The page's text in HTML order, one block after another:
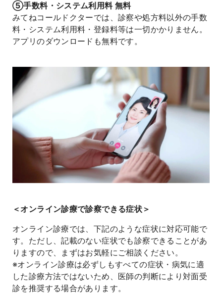
⑤手数料・システム利用料 無料
みてねコールドクターでは、診察や処方料以外の手数
料・システム利用料・登録料等は一切かかりません。
アプリのダウンロードも無料です。
＜オンライン診療で診察できる症状＞
オンライン診療では、下記のような症状に対応可能で
す。ただし、記載のない症状でも診察できることがあ
りますので、まずはお気軽にご相談ください。
※オンライン診療は必ずしもすべての症状・病気に適
した診療方法ではないため、医師の判断により対面受
診を推奨する場合があります。